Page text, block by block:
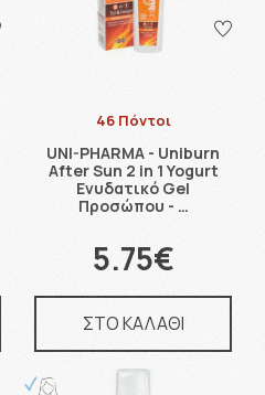
46 Πόντοι
UNI-PHARMA - Uniburn
After Sun 2 in 1 Yogurt
Ενυδατικό Gel
Προσώπου - …
5.75€
ΣΤΟ ΚΑΛΑΘΙ